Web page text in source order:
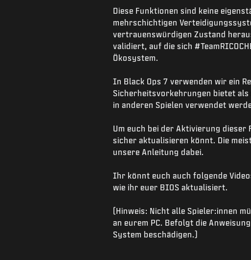
Diese Funktionen sind keine
mehrschichtigen
vertrauenswürdigen Zustand
validiert, auf die sich
Ökosystem.
In Black Ops 7 verwenden wir ein
Sicherheitsvorkehrungen bietet
in anderen Spielen verwendet
Um euch bei der Aktivierung
sicher aktualisieren könnt. Die
unsere Anleitung dabei.
Ihr könnt euch auch folgende
wie ihr euer BIOS aktualisiert.
(Hinweis: Nicht alle Spieler:innen
an eurem PC. Befolgt die
System beschädigen.)